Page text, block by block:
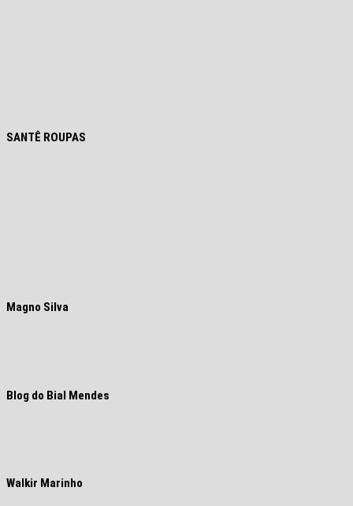
SANTÊ ROUPAS
Magno Silva
Blog do Bial Mendes
Walkir Marinho